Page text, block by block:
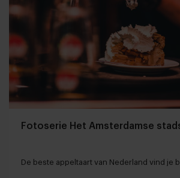
Fotoserie Het Amsterdamse
De beste appeltaart van Nederland vind je